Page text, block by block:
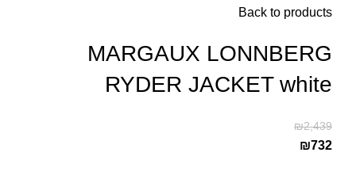
Back to products
MARGAUX LONNBERG
RYDER JACKET white
₪2,439
₪732